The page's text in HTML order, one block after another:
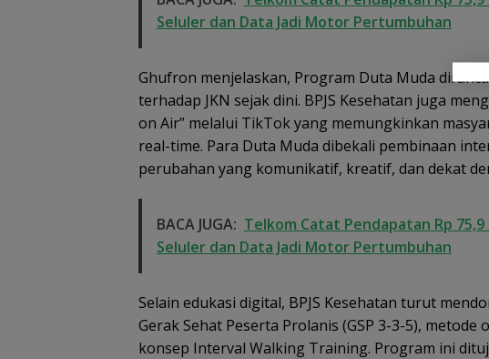
Seluler dan Data Jadi Motor Pertumbuhan
Ghufron menjelaskan, Program Duta Muda
terhadap JKN sejak dini. BPJS Kesehatan juga
on Air” melalui TikTok yang memungkinkan
real-time. Para Duta Muda dibekali pembinaan
perubahan yang komunikatif, kreatif, dan dekat
BACA JUGA: Telkom Catat Pendapatan Rp
Seluler dan Data Jadi Motor Pertumbuhan
Selain edukasi digital, BPJS Kesehatan turut
Gerak Sehat Peserta Prolanis (GSP 3-3-5),
konsep Interval Walking Training. Program ini